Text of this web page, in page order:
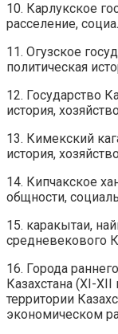
10. Карлукское
расселение,
11. Огузское
политическая
12. Государство
история,
13. Кимекский
история,
14. Кипчакское
общности,
15. каракытаи,
средневекового
16. Города
Казахстана (XI-
территории
экономическом